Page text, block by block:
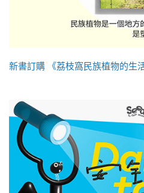
新書訂購 《荔枝窩民族植物的生